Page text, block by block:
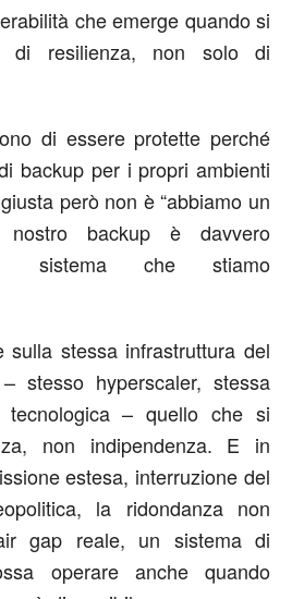
che emerge quando si
di resilienza, non solo di
di essere protette perché
backup per i propri ambienti
però non è “abbiamo un
nostro backup è davvero
sistema che stiamo
sulla stessa infrastruttura del
stesso hyperscaler, stessa
tecnologica – quello che si
non indipendenza. E in
estesa, interruzione del
la ridondanza non
gap reale, un sistema di
operare anche quando